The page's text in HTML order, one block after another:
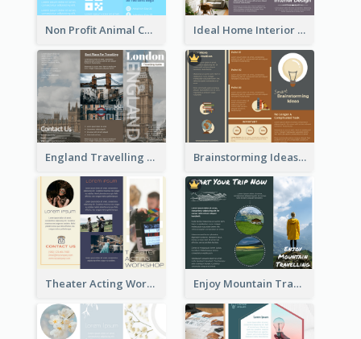
Non Profit Animal Community Tri Fold Brochure Ideal Home Interior Design Brochure
England Travelling Guide Brochure Brainstorming Ideas Brochure
Theater Acting Workshop Brochure Enjoy Mountain Travelling Brochure